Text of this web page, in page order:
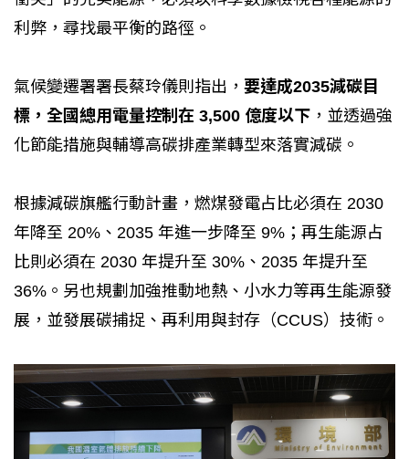
利弊，尋找最平衡的路徑。
氣候變遷署署長蔡玲儀則指出， 要達成2035減碳目
標，全國總用電量控制在 3,500 億度以下 ，並透過強
化節能措施與輔導高碳排產業轉型來落實減碳。
根據減碳旗艦行動計畫，燃煤發電占比必須在 2030
年降至 20%、2035 年進一步降至 9%；再生能源占
比則必須在 2030 年提升至 30%、2035 年提升至
36%。另也規劃加強推動地熱、小水力等再生能源發
展，並發展碳捕捉、再利用與封存（CCUS）技術。